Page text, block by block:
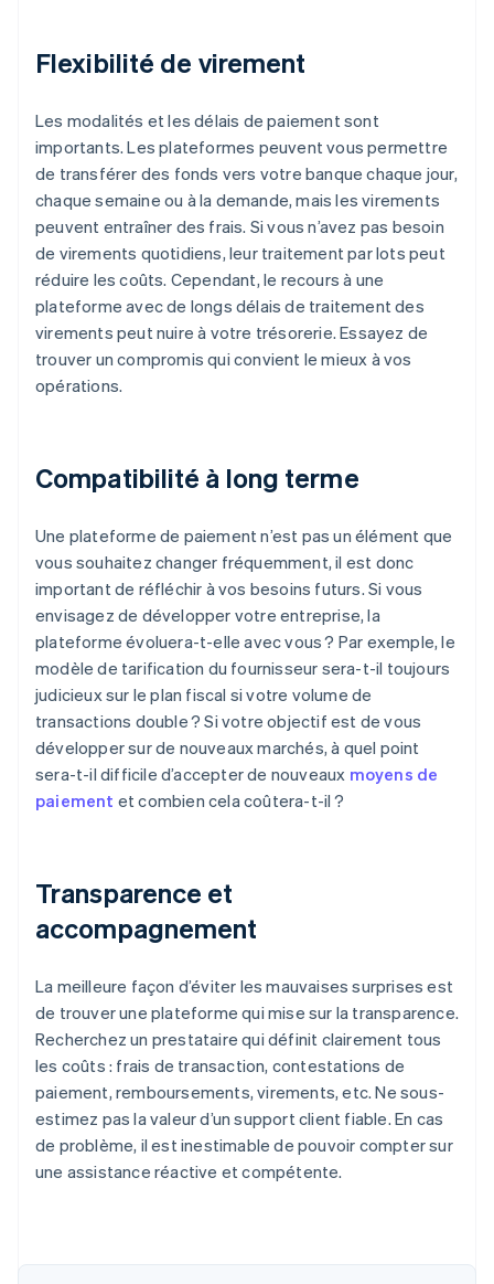
Flexibilité de virement
Les modalités et les délais de paiement sont
importants. Les plateformes peuvent vous permettre
de transférer des fonds vers votre banque chaque jour,
chaque semaine ou à la demande, mais les virements
peuvent entraîner des frais. Si vous n’avez pas besoin
de virements quotidiens, leur traitement par lots peut
réduire les coûts. Cependant, le recours à une
plateforme avec de longs délais de traitement des
virements peut nuire à votre trésorerie. Essayez de
trouver un compromis qui convient le mieux à vos
opérations.
Compatibilité à long terme
Une plateforme de paiement n’est pas un élément que
vous souhaitez changer fréquemment, il est donc
important de réfléchir à vos besoins futurs. Si vous
envisagez de développer votre entreprise, la
plateforme évoluera-t-elle avec vous ? Par exemple, le
modèle de tarification du fournisseur sera-t-il toujours
judicieux sur le plan fiscal si votre volume de
transactions double ? Si votre objectif est de vous
développer sur de nouveaux marchés, à quel point
sera-t-il difficile d’accepter de nouveaux moyens de
paiement et combien cela coûtera-t-il ?
Transparence et
accompagnement
La meilleure façon d’éviter les mauvaises surprises est
de trouver une plateforme qui mise sur la transparence.
Recherchez un prestataire qui définit clairement tous
les coûts : frais de transaction, contestations de
paiement, remboursements, virements, etc. Ne sous-
estimez pas la valeur d’un support client fiable. En cas
de problème, il est inestimable de pouvoir compter sur
une assistance réactive et compétente.